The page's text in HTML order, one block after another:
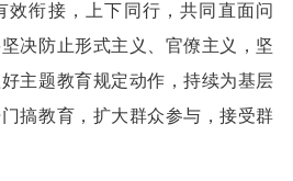
效衔接，上下同行，共同直面问
决防止形式主义、官僚主义，坚
主题教育规定动作，持续为基层
搞教育，扩大群众参与，接受群